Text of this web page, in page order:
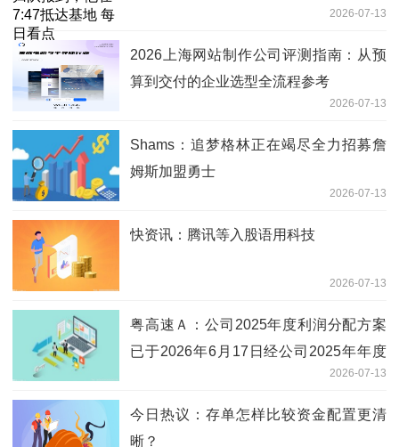
2026-07-13
2026上海网站制作公司评测指南：从预
算到交付的企业选型全流程参考
2026-07-13
Shams：追梦格林正在竭尽全力招募詹
姆斯加盟勇士
2026-07-13
快资讯：腾讯等入股语用科技
2026-07-13
粤高速Ａ：公司2025年度利润分配方案
已于2026年6月17日经公司2025年年度
2026-07-13
今日热议：存单怎样比较资金配置更清
晰？